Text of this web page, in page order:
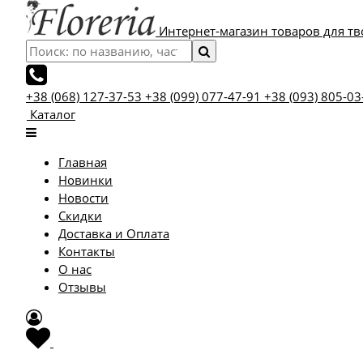
Интернет-магазин товаров для
+38 (068) 127-37-53 +38 (099) 077-47-91 +38 (093) 805-
Каталог
Главная
Новинки
Новости
Скидки
Доставка и Оплата
Контакты
О нас
Отзывы